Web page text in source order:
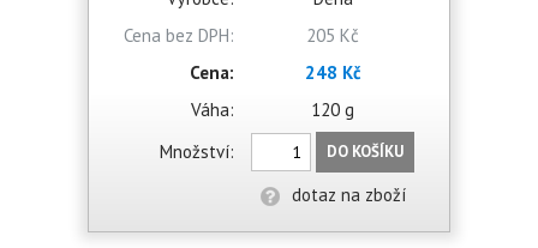
Cena bez DPH:
205 Kč
Cena:
248 Kč
Váha:
120 g
Množství:
DO KOŠÍKU
dotaz na zboží